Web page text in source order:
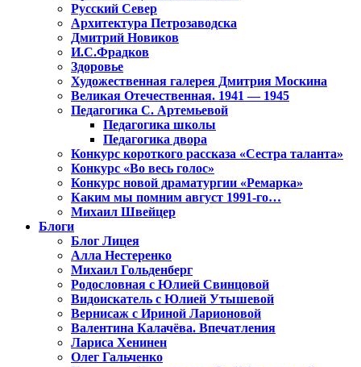
Русский Север
Архитектура Петрозаводска
Дмитрий Новиков
И.С.Фрадков
Здоровье
Художественная галерея Дмитрия Москина
Великая Отечественная. 1941 — 1945
Педагогика С. Артемьевой
Педагогика школы
Педагогика двора
Конкурс короткого рассказа «Сестра таланта»
Конкурс «Во весь голос»
Конкурс новой драматургии «Ремарка»
Каким мы помним август 1991-го…
Михаил Швейцер
Блоги
Блог Лицея
Алла Нестеренко
Михаил Гольденберг
Родословная с Юлией Свинцовой
Видоискатель с Юлией Утышевой
Вернисаж с Ириной Ларионовой
Валентина Калачёва. Впечатления
Лариса Хенинен
Олег Гальченко